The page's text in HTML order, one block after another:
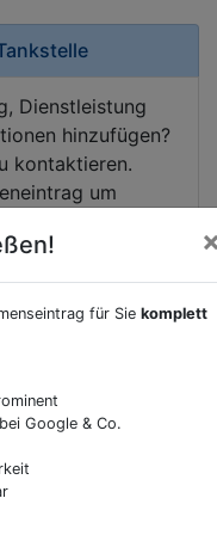
Dienstleistung
hinzufügen?
kontaktieren.
um
Sie sich von
inSölden
für Sie komplett
Google & Co.